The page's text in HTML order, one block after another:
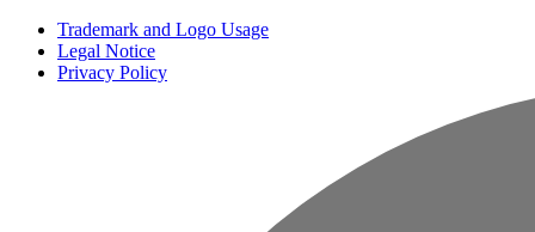
Trademark and Logo Usage
Legal Notice
Privacy Policy